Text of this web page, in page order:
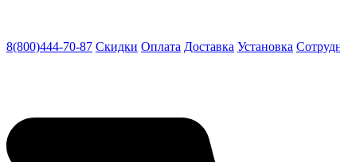
8(800)444-70-87 Скидки Оплата Доставка Установка